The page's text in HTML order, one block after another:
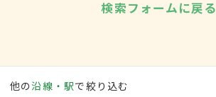
検索フォームに戻る
他の沿線・駅で絞り込む